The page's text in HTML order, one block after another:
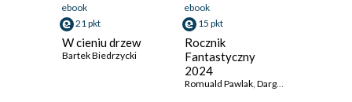
ebook
21 pkt
W cieniu drzew
Bartek Biedrzycki
ebook
15 pkt
Rocznik
Fantastyczny
2024
Romuald Pawlak Dargmara Adwentowska